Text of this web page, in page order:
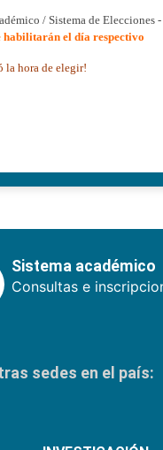
/ Sistema de Elecciones -
habilitarán el día respectivo
la hora de elegir!
Sistema académico
Consultas e
sedes en el país: